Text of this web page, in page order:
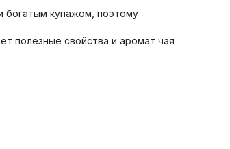
богатым купажом, поэтому
полезные свойства и аромат чая